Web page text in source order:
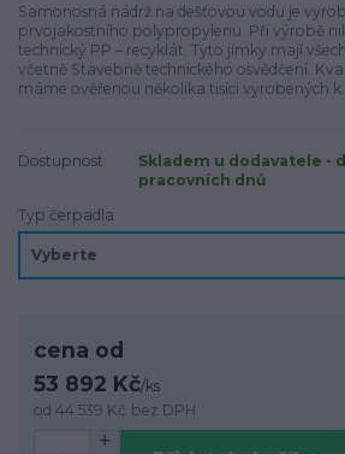
Samonosná nádrž na dešťovou vodu je
prvojakostního polypropylenu. Při výrobě
technický PP – recyklát. Tyto jímky mají
včetně Stavebně technického osvědčení.
máme ověřenou několika tisíci vyrobených
Dostupnost
Skladem u dodavatele -
pracovních dnů
Typ čerpadla
cena od
53 892 Kč/ks
od44 539 Kč bez DPH